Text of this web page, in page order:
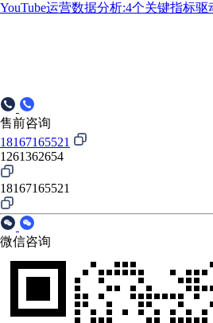
YouTube运营数据分析:4个关键指标驱
售前咨询
18167165521
1261362654
18167165521
微信咨询